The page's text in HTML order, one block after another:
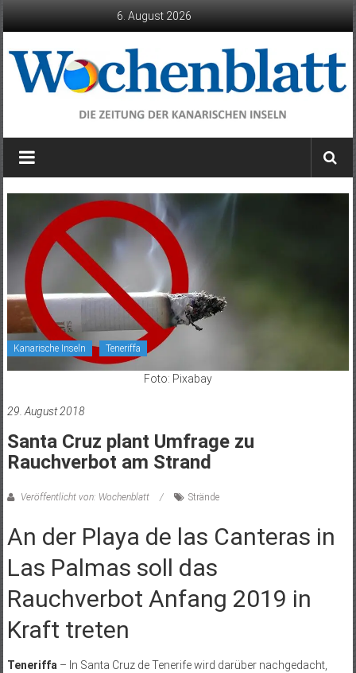
6. August 2026
Wochenblatt
die
Kanarischen
Inseln
Kanarische Inseln Teneriffa
Foto: Pixabay
29. August 2018
Santa Cruz plant Umfrage zu
Rauchverbot am Strand
Veröffentlicht von: Wochenblatt Strände
An der Playa de las Canteras in
Las Palmas soll das
Rauchverbot Anfang 2019 in
Kraft treten
Teneriffa– In Santa Cruz de Tenerife wird darüber nachgedacht,